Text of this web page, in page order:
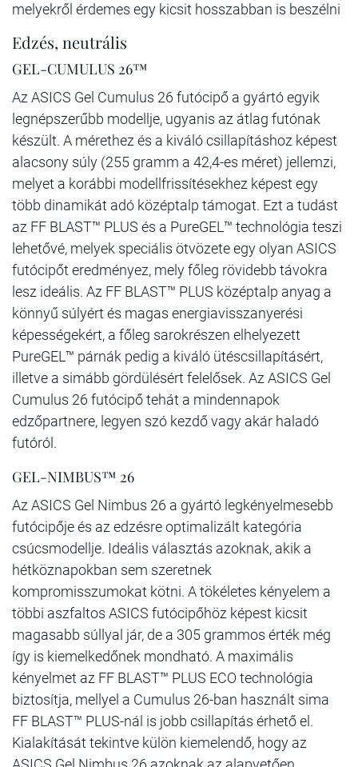
melyekről érdemes egy kicsit hosszabban is beszélni
Edzés, neutrális
GEL-CUMULUS 26™
Az ASICS Gel Cumulus 26 futócipő a gyártó egyik
legnépszerűbb modellje, ugyanis az átlag futónak
készült. A mérethez és a kiváló csillapításhoz képest
alacsony súly (255 gramm a 42,4-es méret) jellemzi,
melyet a korábbi modellfrissítésekhez képest egy
több dinamikát adó középtalp támogat. Ezt a tudást
az FF BLAST™ PLUS és a PureGEL™ technológia teszi
lehetővé, melyek speciális ötvözete egy olyan ASICS
futócipőt eredményez, mely főleg rövidebb távokra
lesz ideális. Az FF BLAST™ PLUS középtalp anyag a
könnyű súlyért és magas energiavisszanyerési
képességekért, a főleg sarokrészen elhelyezett
PureGEL™ párnák pedig a kiváló ütéscsillapításért,
illetve a simább gördülésért felelősek. Az ASICS Gel
Cumulus 26 futócipő tehát a mindennapok
edzőpartnere, legyen szó kezdő vagy akár haladó
futóról.
GEL-NIMBUS™ 26
Az ASICS Gel Nimbus 26 a gyártó legkényelmesebb
futócipője és az edzésre optimalizált kategória
csúcsmodellje. Ideális választás azoknak, akik a
hétköznapokban sem szeretnek
kompromisszumokat kötni. A tökéletes kényelem a
többi aszfaltos ASICS futócipőhöz képest kicsit
magasabb súllyal jár, de a 305 grammos érték még
így is kiemelkedőnek mondható. A maximális
kényelmet az FF BLAST™ PLUS ECO technológia
biztosítja, mellyel a Cumulus 26-ban használt sima
FF BLAST™ PLUS-nál is jobb csillapítás érhető el.
Kialakítását tekintve külön kiemelendő, hogy az